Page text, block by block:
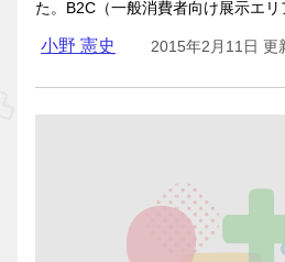
た。B2C（一般消費者向け展示エリ
小野 憲史 2015年2月11日 更